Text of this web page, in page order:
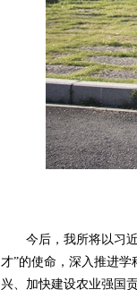
今后，我所将以习
才”的使命，深入推进
兴、加快建设农业强国